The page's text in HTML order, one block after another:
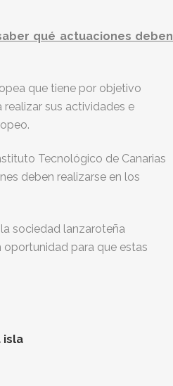
qué actuaciones deben
que tiene por objetivo
sus actividades e
Tecnológico de Canarias
deben realizarse en los
sociedad lanzaroteña
oportunidad para que estas
isla